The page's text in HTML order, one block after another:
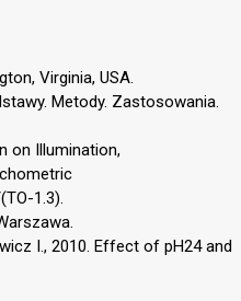
Virginia, USA.
Metody. Zastosowania.
on Illumination,
1.3).
I., 2010. Effect of pH24 and